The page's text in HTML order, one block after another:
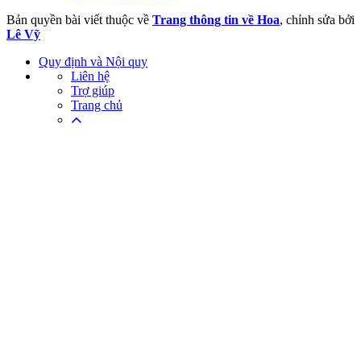
Bản quyền bài viết thuộc về Trang thông tin về Hoa, chỉnh sửa bởi
Lê Vỹ
Quy định và Nội quy
Liên hệ
Trợ giúp
Trang chủ